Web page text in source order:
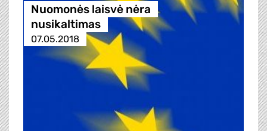
Nuomonės laisvė nėra
nusikaltimas
07.05.2018